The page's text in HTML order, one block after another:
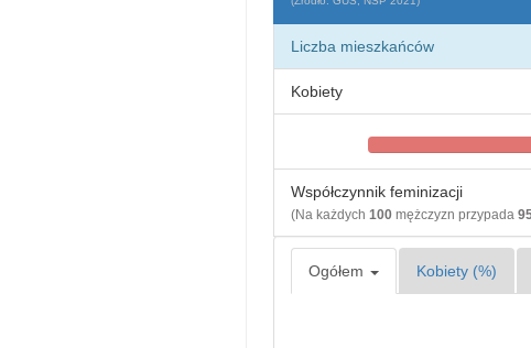
Liczba mieszkańców
Kobiety
Współczynnik feminizacji
(Na każdych 100mężczyzn przypada
Ogółem Kobiety (%)